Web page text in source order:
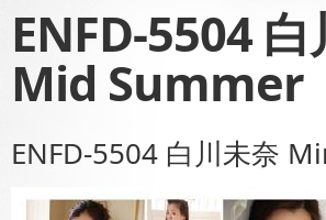
ENFD-5504
Mid Summer
ENFD-5504 白川未奈